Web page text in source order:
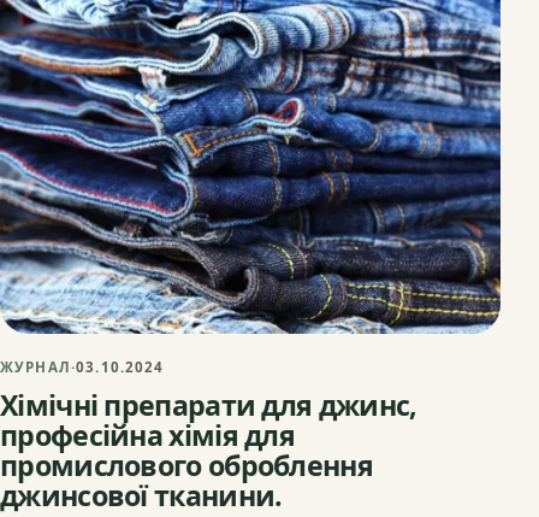
ЖУРНАЛ·03.10.2024
Хімічні препарати для джинс,
професійна хімія для
промислового оброблення
джинсової тканини.